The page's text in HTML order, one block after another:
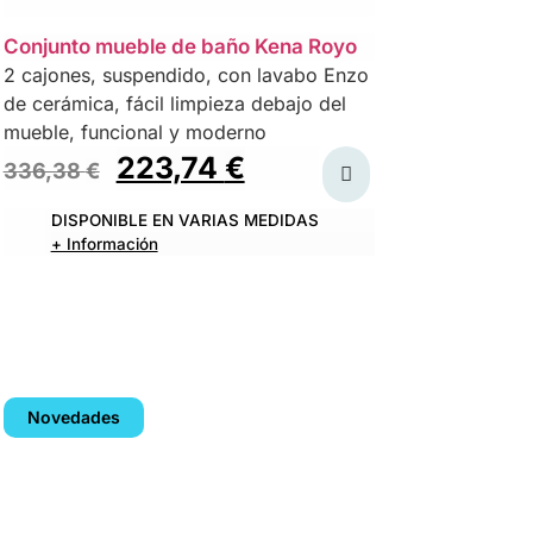
Conjunto mueble de baño Kena Royo
2 cajones, suspendido, con lavabo Enzo
de cerámica, fácil limpieza debajo del
mueble, funcional y moderno
336,38€ 223,74 €
DISPONIBLE EN VARIAS MEDIDAS
+ Información
Novedades